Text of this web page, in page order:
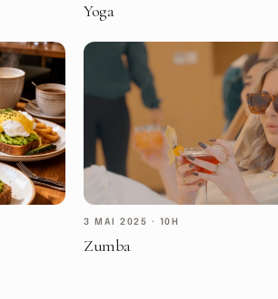
Yoga
3 MAI 2025 · 10H
Zumba